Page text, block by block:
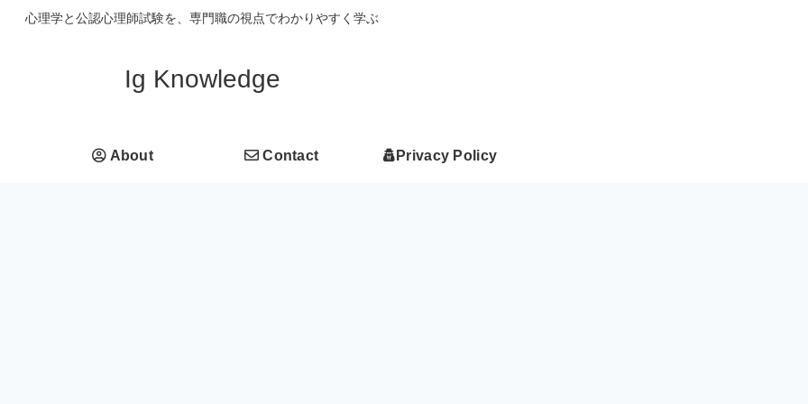
心理学と公認心理師試験を、専門職の視点でわかりやすく学ぶ
Ig Knowledge
About Contact Privacy Policy